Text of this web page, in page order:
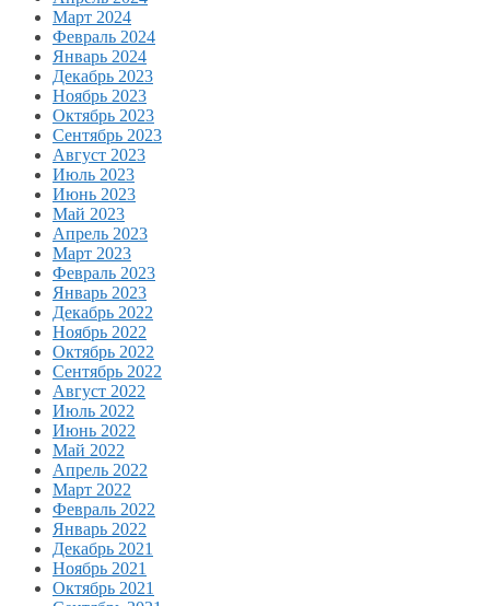
Март 2024
Февраль 2024
Январь 2024
Декабрь 2023
Ноябрь 2023
Октябрь 2023
Сентябрь 2023
Август 2023
Июль 2023
Июнь 2023
Май 2023
Апрель 2023
Март 2023
Февраль 2023
Январь 2023
Декабрь 2022
Ноябрь 2022
Октябрь 2022
Сентябрь 2022
Август 2022
Июль 2022
Июнь 2022
Май 2022
Апрель 2022
Март 2022
Февраль 2022
Январь 2022
Декабрь 2021
Ноябрь 2021
Октябрь 2021